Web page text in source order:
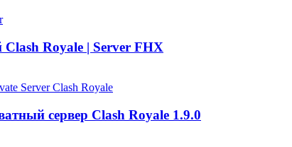
Royale | Server FHX
сервер Clash Royale 1.9.0